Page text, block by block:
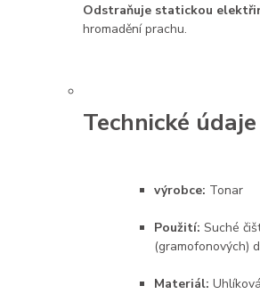
Odstraňuje statickou
hromadění prachu.
Technické údaje
výrobce: Tonar
Použití: Suché
(gramofonových)
Materiál: